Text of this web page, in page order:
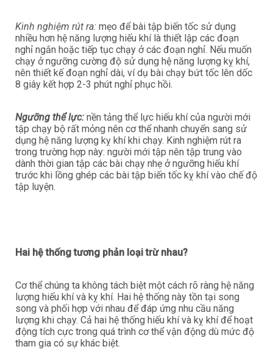
Kinh nghiệm rút ra: mẹo để bài tập biến tốc sử dụng
nhiều hơn hệ năng lượng hiếu khí là thiết lập các đoạn
nghỉ ngắn hoặc tiếp tục chạy ở các đoạn nghỉ. Nếu muốn
chạy ở ngưỡng cường độ sử dụng hệ năng lượng kỵ khí,
nên thiết kế đoạn nghỉ dài, ví dụ bài chạy bứt tốc lên dốc
8 giây kết hợp 2-3 phút nghỉ phục hồi.
Ngưỡng thể lực: nền tảng thể lực hiếu khí của người mới
tập chạy bộ rất mỏng nên cơ thể nhanh chuyển sang sử
dụng hệ năng lượng kỵ khí khi chạy. Kinh nghiệm rút ra
trong trường hợp này: người mới tập nên tập trung vào
dành thời gian tập các bài chạy nhẹ ở ngưỡng hiếu khí
trước khi lồng ghép các bài tập biến tốc kỵ khí vào chế độ
tập luyện.
Hai hệ thống tương phản loại trừ nhau?
Cơ thể chúng ta không tách biệt một cách rõ ràng hệ năng
lượng hiếu khí và kỵ khí. Hai hệ thống này tồn tại song
song và phối hợp với nhau để đáp ứng nhu cầu năng
lượng khi chạy. Cả hai hệ thống hiếu khí và kỵ khí để hoạt
động tích cực trong quá trình cơ thể vận động dù mức độ
tham gia có sự khác biệt.